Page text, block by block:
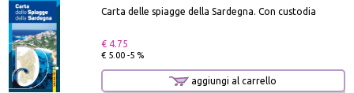
Carta delle spiagge della Sardegna. Con custodia
€ 4.75
€ 5.00 -5 %
aggiungi al carrello